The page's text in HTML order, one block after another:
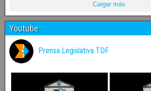
Cargar más
Youtube
Prensa Legislativa TDF